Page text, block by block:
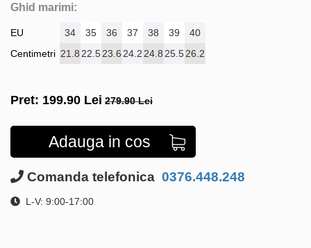
Ghid marimi:
EU
Centimetri
34 35 36 37 38 39
40
21.8 22.523.6 24.2 24.8 25.526.2
Pret: 199.90 Lei 279.90 Lei
Adauga in cos
Comanda telefonica 0376.448.248
L-V: 9:00-17:00